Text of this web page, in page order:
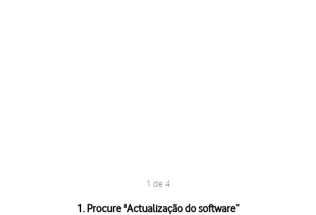
1 de 4
1. Procure "Actualização do software”